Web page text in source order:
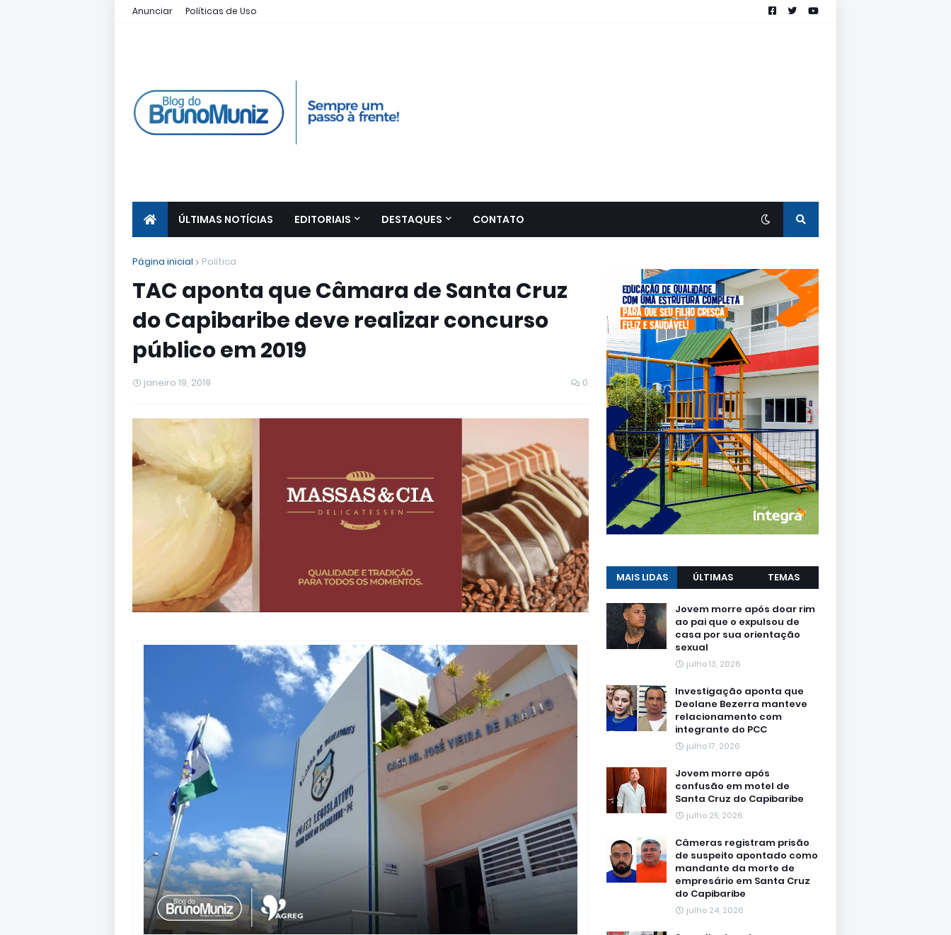
Anunciar Políticas de Uso
ÚLTIMAS NOTÍCIAS EDITORIAIS DESTAQUES CONTATO
Página inicial Política
TAC aponta que Câmara de Santa Cruz
do Capibaribe deve realizar concurso
público em 2019
janeiro 19, 2019 0
MAIS LIDAS ÚLTIMAS TEMAS
Jovem morre após doar rim
ao pai que o expulsou de
casa por sua orientação
sexual
julho 13, 2026
Investigação aponta que
Deolane Bezerra manteve
relacionamento com
integrante do PCC
julho 17, 2026
Jovem morre após
confusão em motel de
Santa Cruz do Capibaribe
julho 25, 2026
Câmeras registram prisão
de suspeito apontado como
mandante da morte de
empresário em Santa Cruz
do Capibaribe
julho 24, 2026